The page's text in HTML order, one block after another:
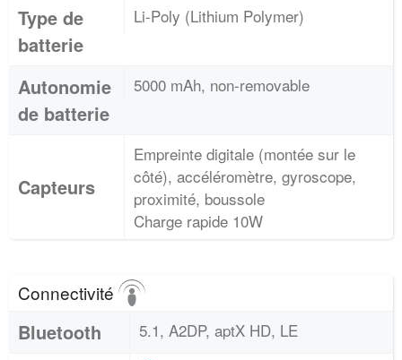
Type de
batterie
Li-Poly (Lithium Polymer)
Autonomie
de batterie
5000 mAh, non-removable
Capteurs
Empreinte digitale (montée sur le
côté), accéléromètre, gyroscope,
proximité, boussole
Charge rapide 10W
Connectivité
Bluetooth 5.1, A2DP, aptX HD, LE